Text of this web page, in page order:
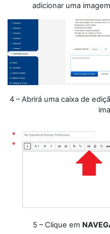
adicionar uma
4 – Abrirá uma caixa de
5 – Clique em